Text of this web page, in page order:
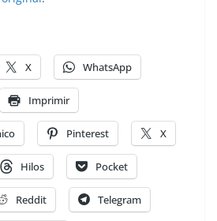
X WhatsApp
Imprimir
Pinterest X
Hilos Pocket
Reddit Telegram